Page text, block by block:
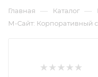
Главная — Каталог —
М-Сайт: Корпоративный